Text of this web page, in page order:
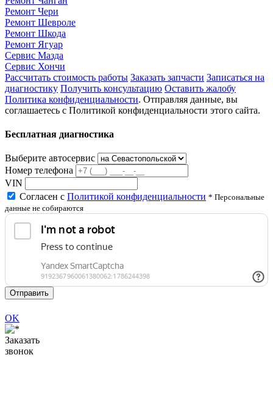
Ремонт Чери
Ремонт Шевроле
Ремонт Шкода
Ремонт Ягуар
Сервис Мазда
Сервис Хончи
Рассчитать стоимость работы Заказать запчасти Записаться на
диагностику Получить консультацию Оставить жалобу
Политика конфиденциальности. Отправляя данные, вы
соглашаетесь с Политикой конфиденциальности этого сайта.
Бесплатная диагностика
Выберите автосервис
Номер телефона
VIN
Согласен с Политикой конфиденциальности * Персональные
данные не собираются
Отправить
OK
Заказать
звонок